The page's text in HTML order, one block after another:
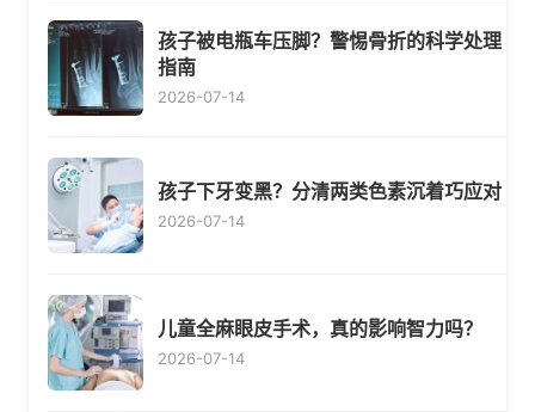
孩子被电瓶车压脚？警惕骨折的科学处理
指南
2026-07-14
孩子下牙变黑？分清两类色素沉着巧应对
2026-07-14
儿童全麻眼皮手术，真的影响智力吗？
2026-07-14